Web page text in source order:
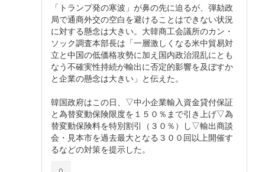
「トランプ発の寒波」が鼻の先に迫るが、弾劾政
局で通商外交の空白を避けることはできない状況
に対する懸念は大きい。大韓商工会議所のカン・
ソック調査本部長は「一層激しくなる米中貿易対
立と中国の低価格攻勢に加え国内政治混乱にとも
なう不確実性持続が輸出に否定的影響を及ぼすか
と企業の懸念は大きい」と伝えた。
韓国政府はこの日、▽中小企業輸入資金貸付保証
と為替変動保険限度を１５０％まで引き上げ▽為
替変動保険料を特別割引（３０％）し▽輸出商談
会・見本市を過去最大となる３００回以上開催す
るなどの対策を提示した。